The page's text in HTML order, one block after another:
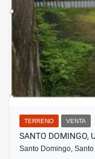
TERRENO VENTA
SANTO DOMINGO,
Santo Domingo,